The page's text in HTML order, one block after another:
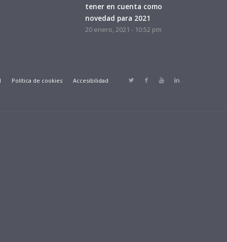
tener en cuenta como
novedad para 2021
20 enero, 2021 - 10:52 pm
Política de cookies Accesibilidad